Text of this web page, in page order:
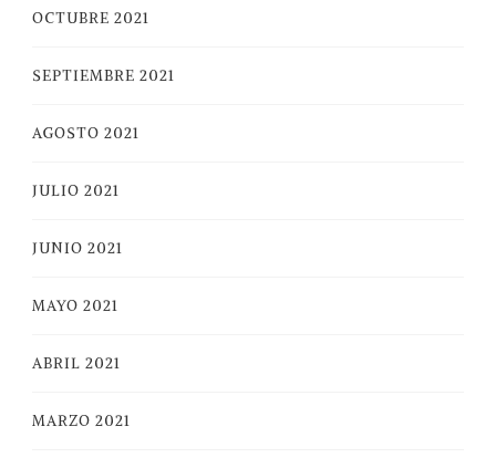
OCTUBRE 2021
SEPTIEMBRE 2021
AGOSTO 2021
JULIO 2021
JUNIO 2021
MAYO 2021
ABRIL 2021
MARZO 2021